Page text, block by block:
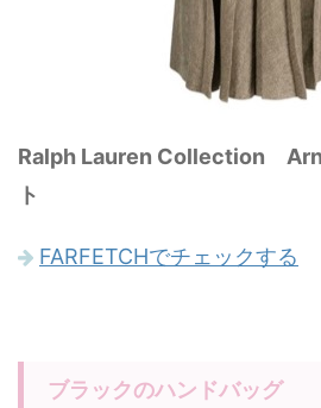
Ralph Lauren Collection
ト
FARFETCHでチェックする
ブラックのハンドバッグ